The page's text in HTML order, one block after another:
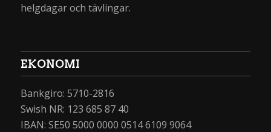
helgdagar och tävlingar.
EKONOMI
Bankgiro: 5710-2816
Swish NR: 123 685 87 40
IBAN: SE50 5000 0000 0514 6109 9064